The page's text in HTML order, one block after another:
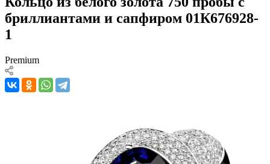
бриллиантами и сапфиром 01К676928-
1
Premium